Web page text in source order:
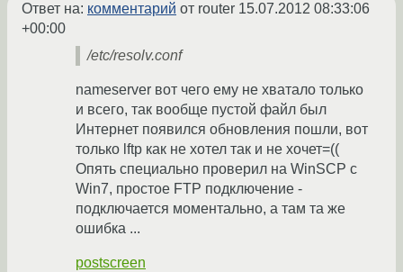
Ответ на: комментарий от router 15.07.2012 08:33:06
+00:00
/etc/resolv.conf
nameserver вот чего ему не хватало только
и всего, так вообще пустой файл был
Интернет появился обновления пошли, вот
только lftp как не хотел так и не хочет=((
Опять специально проверил на WinSCP с
Win7, простое FTP подключение -
подключается моментально, а там та же
ошибка ...
postscreen